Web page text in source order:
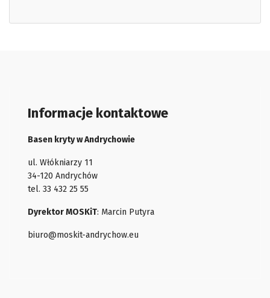
Informacje kontaktowe
Basen kryty w Andrychowie
ul. Włókniarzy 11
34-120 Andrychów
tel. 33 432 25 55
Dyrektor MOSKiT: Marcin Putyra
biuro@moskit-andrychow.eu